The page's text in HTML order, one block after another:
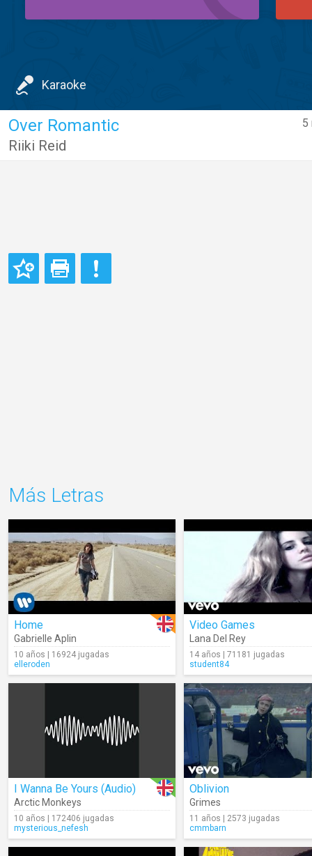
Karaoke
5
Over Romantic
Riiki Reid
Más Letras
Home
Gabrielle Aplin
10 años | 16924 jugadas
elleroden
Video Games
Lana Del Rey
14 años | 71181 jugadas
student84
I Wanna Be Yours (Audio)
Arctic Monkeys
10 años | 172406 jugadas
mysterious_nefesh
Oblivion
Grimes
11 años | 2573 jugadas
cmmbarn